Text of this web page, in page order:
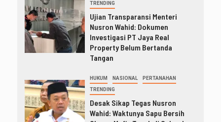
TRENDING
Ujian Transparansi Menteri
Nusron Wahid: Dokumen
Investigasi PT Jaya Real
Property Belum Bertanda
Tangan
HUKUM NASIONAL PERTANAHAN
TRENDING
Desak Sikap Tegas Nusron
Wahid: Waktunya Sapu Bersih